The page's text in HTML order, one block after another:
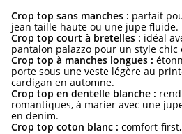
Crop top sans manches : parfait
jean taille haute ou une jupe fluide.
Crop top court à bretelles : idéal
pantalon palazzo pour un style chic
Crop top à manches longues :
porte sous une veste légère au
cardigan en automne.
Crop top en dentelle blanche :
romantiques, à marier avec une
en denim.
Crop top coton blanc : comfort-